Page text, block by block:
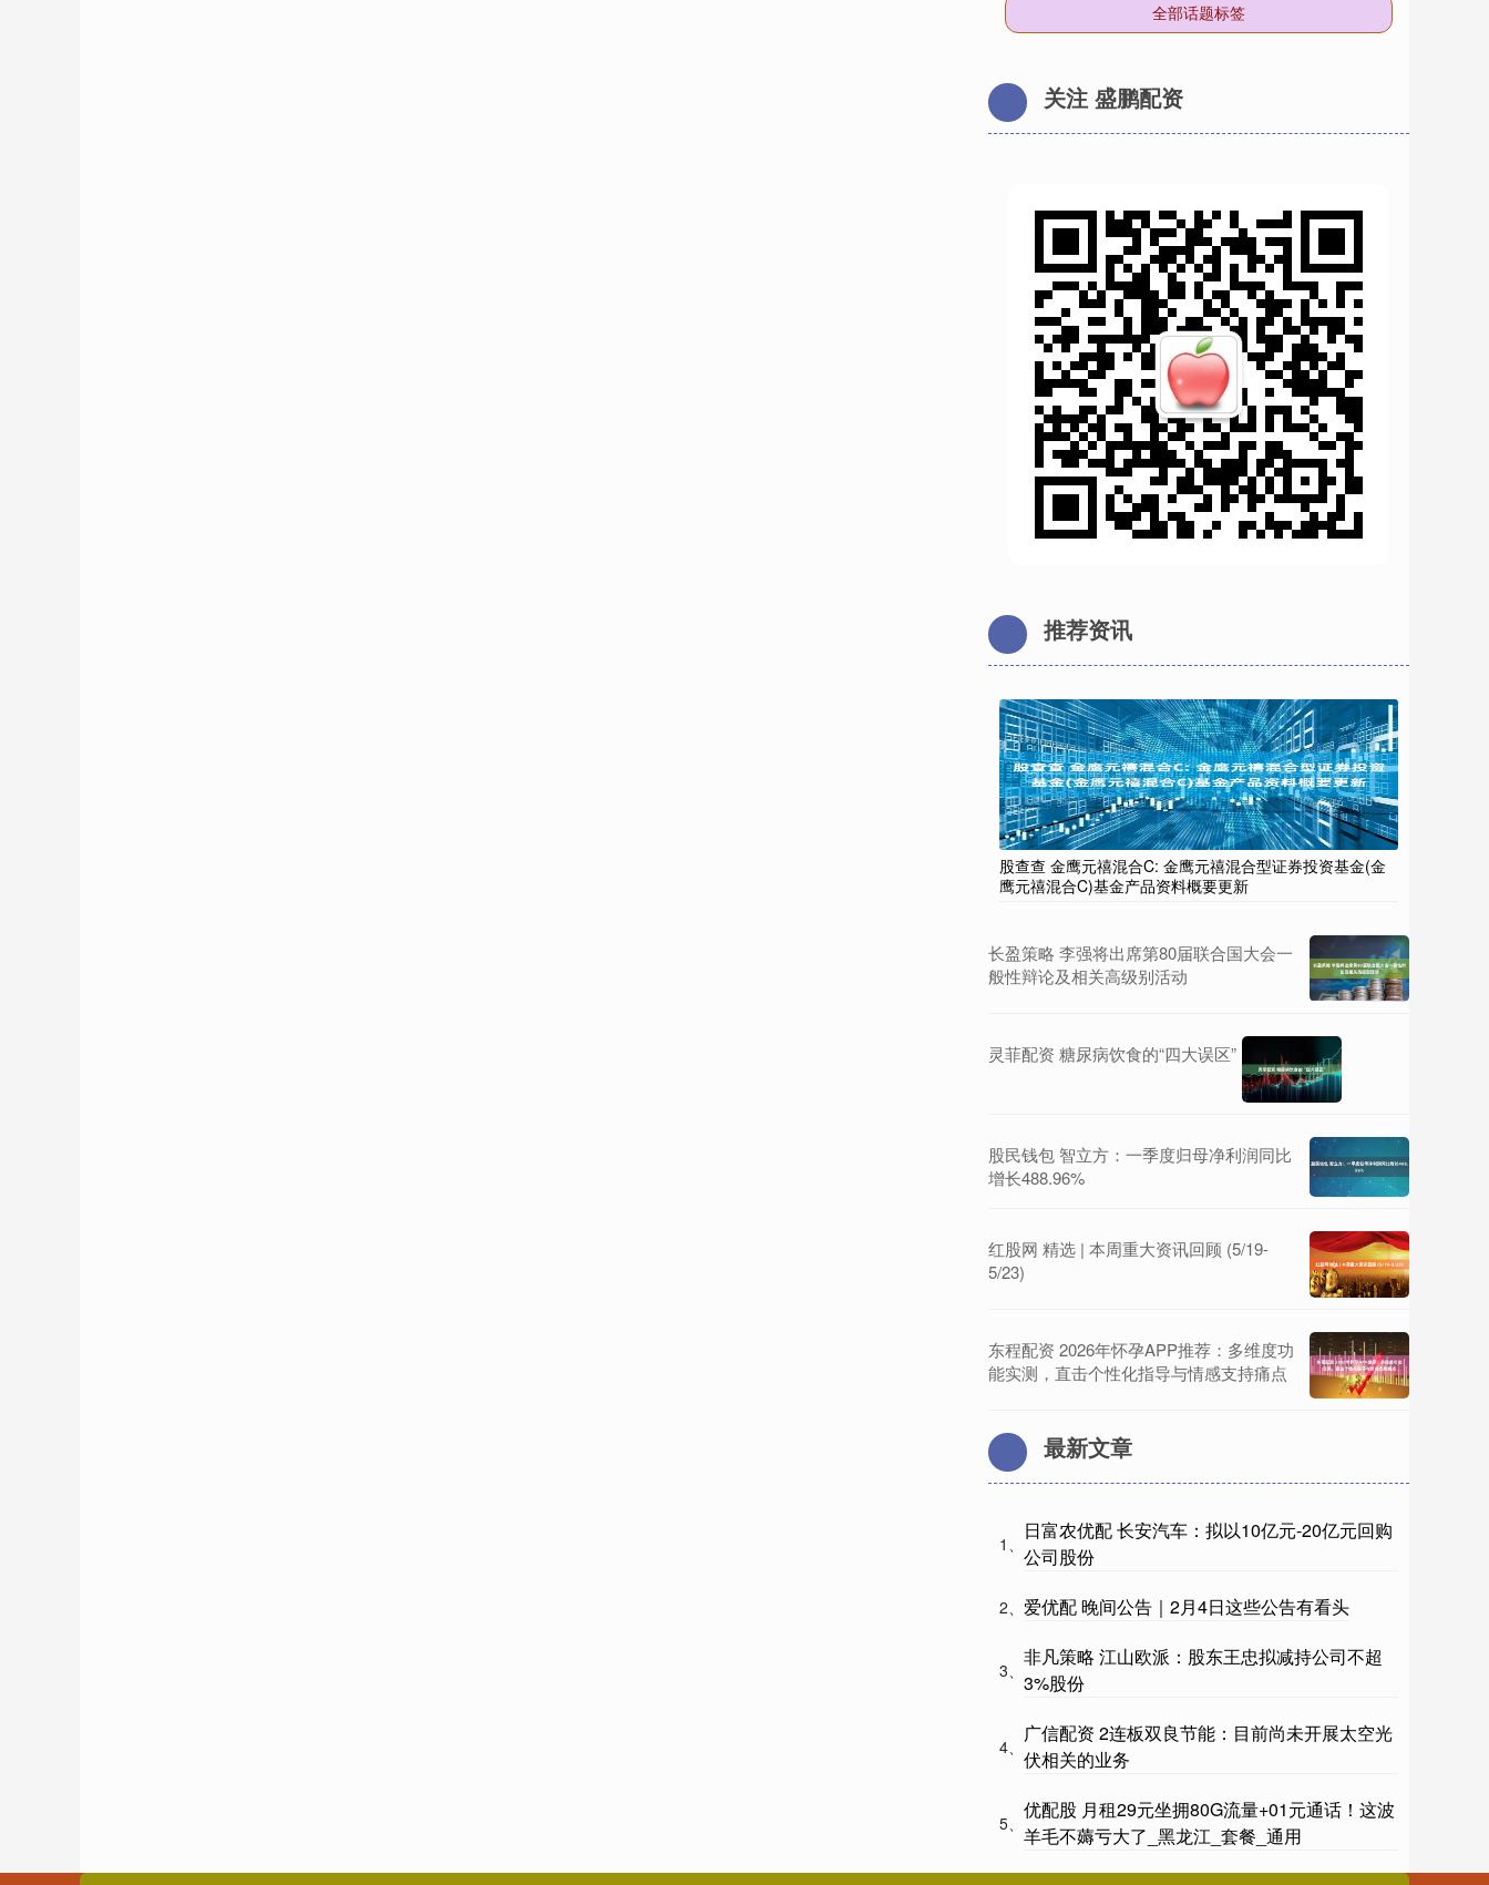
全部话题标签
关注 盛鹏配资
推荐资讯
股查查 金鹰元禧混合C: 金鹰元禧混合型证券投资基金(金
鹰元禧混合C)基金产品资料概要更新
长盈策略 李强将出席第80届联合国大会一
般性辩论及相关高级别活动
灵菲配资 糖尿病饮食的“四大误区”
股民钱包 智立方：一季度归母净利润同比
增长488.96%
红股网 精选 | 本周重大资讯回顾 (5/19-
5/23)
东程配资 2026年怀孕APP推荐：多维度功
能实测，直击个性化指导与情感支持痛点
最新文章
1、
日富农优配 长安汽车：拟以10亿元-20亿元回购
公司股份
2、 爱优配 晚间公告｜2月4日这些公告有看头
3、
非凡策略 江山欧派：股东王忠拟减持公司不超
3%股份
4、
广信配资 2连板双良节能：目前尚未开展太空光
伏相关的业务
5、
优配股 月租29元坐拥80G流量+01元通话！这波
羊毛不薅亏大了_黑龙江_套餐_通用